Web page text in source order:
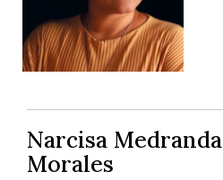
Narcisa Medranda
Morales